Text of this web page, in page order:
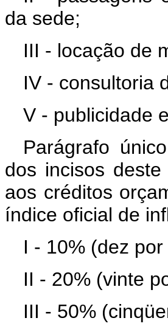
da sede;
III - locação de
IV - consultoria
V - publicidade
Parágrafo
dos incisos
aos créditos
índice oficial de
I - 10% (dez
II - 20% (vinte
III - 50%